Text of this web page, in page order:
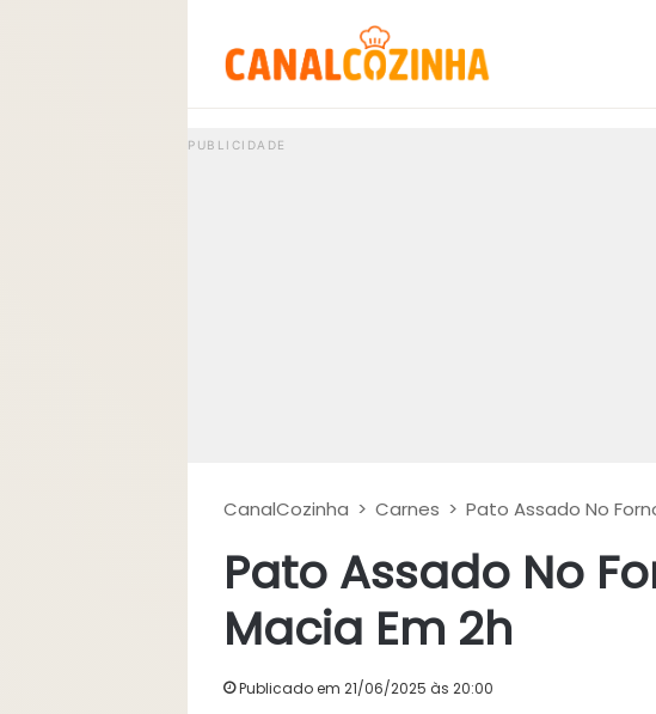
CanalCozinha > Carnes > Pato Assado No
Pato Assado No
Macia Em 2h
Publicado em 21/06/2025 às 20:00